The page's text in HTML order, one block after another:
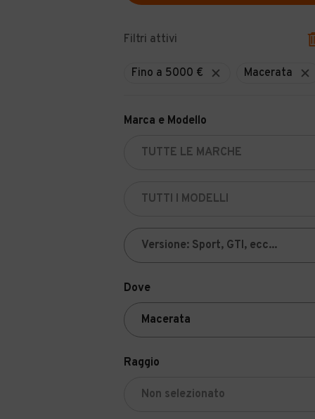
Filtri attivi
Fino a 5000 € Macerata
Marca e Modello
Dove
Raggio